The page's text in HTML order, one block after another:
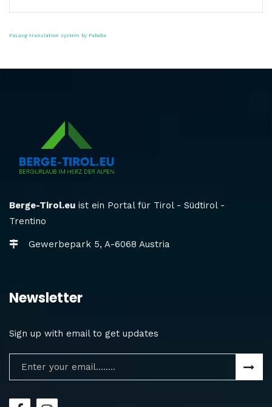
FaLang translation system by Faboba
Berge-Tirol.eu ist ein Portal für Tirol - Südtirol -
Trentino
Gewerbepark 5, A-6068 Austria
Newsletter
Sign up with email to get updates